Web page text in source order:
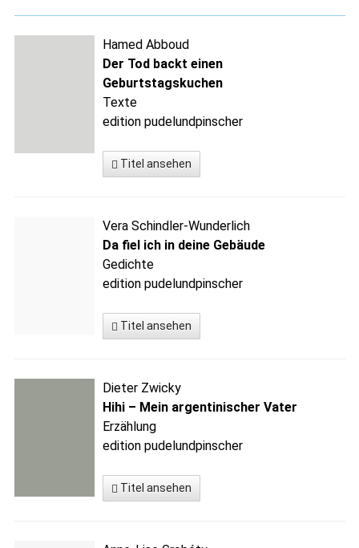
Hamed Abboud
Der Tod backt einen
Geburtstagskuchen
Texte
edition pudelundpinscher
Titel ansehen
Vera Schindler-Wunderlich
Da fiel ich in deine Gebäude
Gedichte
edition pudelundpinscher
Titel ansehen
Dieter Zwicky
Hihi – Mein argentinischer Vater
Erzählung
edition pudelundpinscher
Titel ansehen